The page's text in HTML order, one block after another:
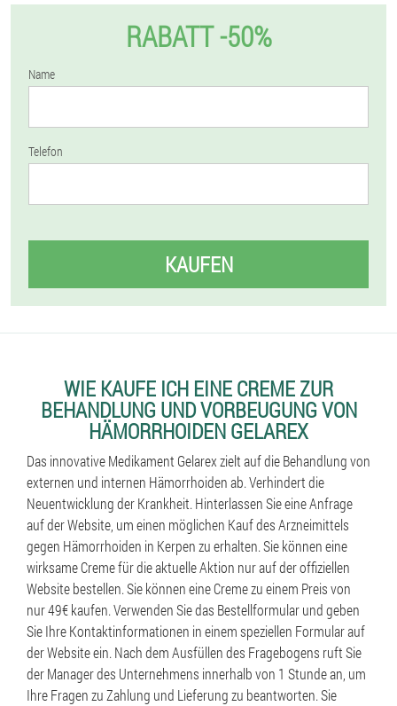
RABATT -50%
Name
Telefon
KAUFEN
WIE KAUFE ICH EINE CREME ZUR
BEHANDLUNG UND VORBEUGUNG VON
HÄMORRHOIDEN GELAREX
Das innovative Medikament Gelarex zielt auf die Behandlung von
externen und internen Hämorrhoiden ab. Verhindert die
Neuentwicklung der Krankheit. Hinterlassen Sie eine Anfrage
auf der Website, um einen möglichen Kauf des Arzneimittels
gegen Hämorrhoiden in Kerpen zu erhalten. Sie können eine
wirksame Creme für die aktuelle Aktion nur auf der offiziellen
Website bestellen. Sie können eine Creme zu einem Preis von
nur 49€ kaufen. Verwenden Sie das Bestellformular und geben
Sie Ihre Kontaktinformationen in einem speziellen Formular auf
der Website ein. Nach dem Ausfüllen des Fragebogens ruft Sie
der Manager des Unternehmens innerhalb von 1 Stunde an, um
Ihre Fragen zu Zahlung und Lieferung zu beantworten. Sie